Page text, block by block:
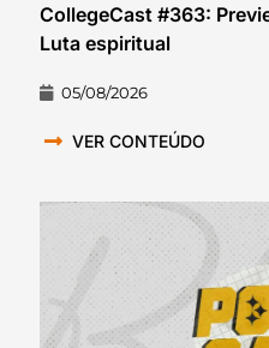
CollegeCast #363:
Luta espiritual
05/08/2026
VER CONTEÚDO